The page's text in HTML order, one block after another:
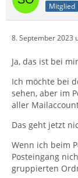
Mitglied
8. September 2023
Ja, das ist bei
Ich möchte bei
sehen, aber im
aller
Das geht jetzt
Wenn ich beim
Posteingang
gruppierten